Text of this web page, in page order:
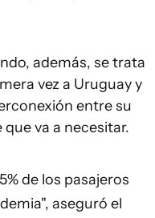
además, se trata
vez a Uruguay y
entre su
va a necesitar.
de los pasajeros
aseguró el